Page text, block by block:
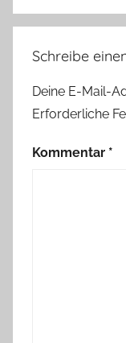
Schreibe
Deine E-Mail-
Erforderliche
Kommentar *